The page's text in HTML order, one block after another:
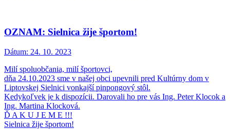
OZNAM: Sielnica žije športom!
Dátum: 24. 10. 2023
Milí spoluobčania, milí športovci,
dňa 24.10.2023 sme v našej obci upevnili pred Kultúrny dom v
Liptovskej Sielnici vonkajší pinpongový stôl.
Kedykoľvek je k dispozícii. Darovali ho pre vás Ing. Peter Klocok a
Ing. Martina Klocková.
Ď A K U J E M E !!!
Sielnica žije športom!